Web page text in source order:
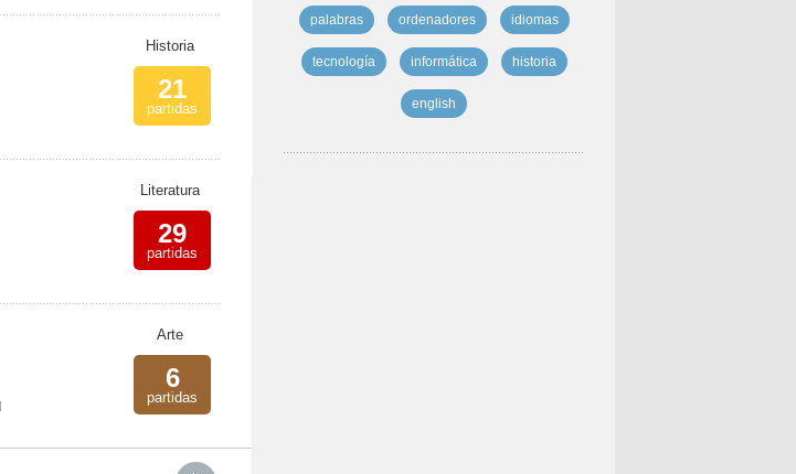
Historia
21
partidas
Literatura
29
partidas
Arte
6
partidas
palabras ordenadores idiomas
tecnología informática historia
english